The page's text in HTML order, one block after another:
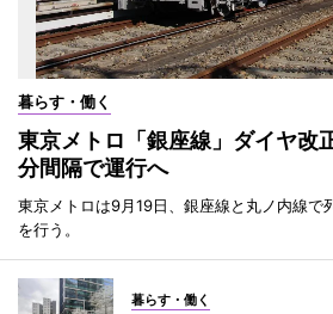
暮らす・働く
東京メトロ「銀座線」ダイヤ
分間隔で運行へ
東京メトロは9月19日、銀座線と丸ノ内線で
を行う。
暮らす・働く